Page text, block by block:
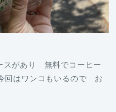
スがあり 無料でコーヒー
回はワンコもいるので お